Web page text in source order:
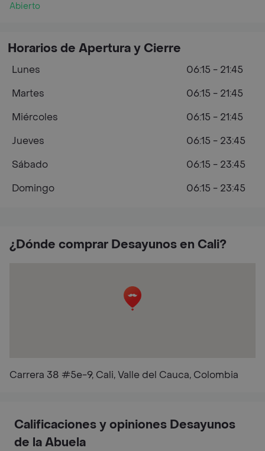
Abierto
¿Dónde comprar Desayunos en Cali?
Carrera 38 #5e-9, Cali, Valle del Cauca, Colombia
Horarios de Apertura y Cierre
Lunes
06:15 - 21:45
Martes
06:15 - 21:45
Miércoles
06:15 - 21:45
Jueves
06:15 - 23:45
Sábado
06:15 - 23:45
Domingo
06:15 - 23:45
Calificaciones y opiniones Desayunos
de la Abuela